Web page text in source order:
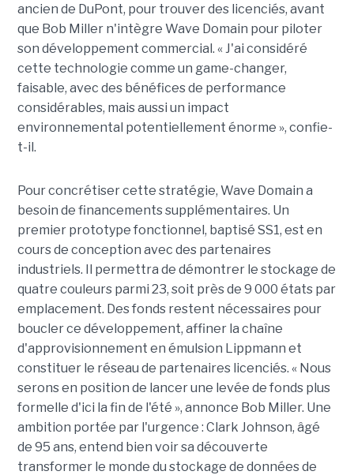
ancien de DuPont, pour trouver des licenciés, avant
que Bob Miller n'intègre Wave Domain pour piloter
son développement commercial. « J'ai considéré
cette technologie comme un game-changer,
faisable, avec des bénéfices de performance
considérables, mais aussi un impact
environnemental potentiellement énorme », confie-
t-il.
Pour concrétiser cette stratégie, Wave Domain a
besoin de financements supplémentaires. Un
premier prototype fonctionnel, baptisé SS1, est en
cours de conception avec des partenaires
industriels. Il permettra de démontrer le stockage de
quatre couleurs parmi 23, soit près de 9 000 états par
emplacement. Des fonds restent nécessaires pour
boucler ce développement, affiner la chaîne
d'approvisionnement en émulsion Lippmann et
constituer le réseau de partenaires licenciés. « Nous
serons en position de lancer une levée de fonds plus
formelle d'ici la fin de l'été », annonce Bob Miller. Une
ambition portée par l'urgence : Clark Johnson, âgé
de 95 ans, entend bien voir sa découverte
transformer le monde du stockage de données de